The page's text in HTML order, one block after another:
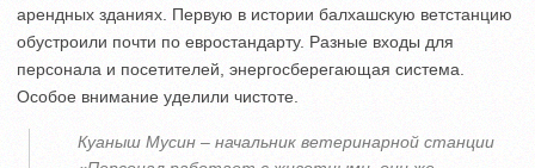
арендных зданиях. Первую в истории балхашскую ветстанцию
обустроили почти по евростандарту. Разные входы для
персонала и посетителей, энергосберегающая система.
Особое внимание уделили чистоте.
Куаныш Мусин – начальник ветеринарной станции